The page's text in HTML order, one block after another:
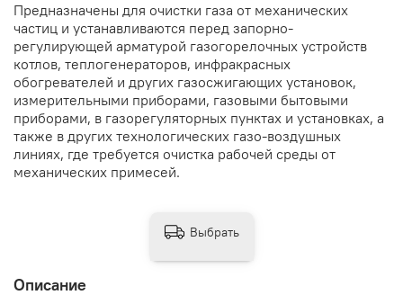
Предназначены для очистки газа от механических
частиц и устанавливаются перед запорно-
регулирующей арматурой газогорелочных устройств
котлов, теплогенераторов, инфракрасных
обогревателей и других газосжигающих установок,
измерительными приборами, газовыми бытовыми
приборами, в газорегуляторных пунктах и установках, а
также в других технологических газо-воздушных
линиях, где требуется очистка рабочей среды от
механических примесей.
Описание
Выбрать